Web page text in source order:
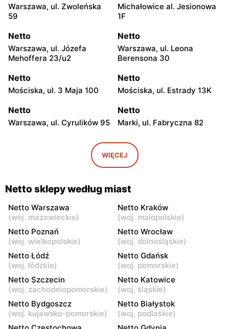
Warszawa, ul. Zwoleńska
59
Michałowice al. Jesionowa
1F
Netto
Warszawa, ul. Józefa
Mehoffera 23/u2
Netto
Warszawa, ul. Leona
Berensona 30
Netto
Mościska, ul. 3 Maja 100
Netto
Mościska, ul. Estrady 13K
Netto
Warszawa, ul. Cyrulików 95
Netto
Marki, ul. Fabryczna 82
Warszawa, ul. Wisełki 6
Netto
Warszawa, ul. Mochtyńska
101
Netto
Warszawa, ul. Wał
Miedzeszyński 69
Netto
Netto
Łomianki, ul. Warszawska
Netto
Piaseczno, ul. Puławska 29
Netto
Piaseczno, ul. Słowackiego
20B
Netto
Legionowo, ul. Zygmunta
Krasińskiego 72
Netto
Nadarzyn, ul. Pruszkowska
Netto
Gołków, ul. Pułku IV Ułanów
WIĘCEJ
Netto sklepy według miast
Netto Warszawa
(woj. mazowieckie)
Netto Kraków
(woj. małopolskie)
Netto Poznań
(woj. wielkopolskie)
Netto Wrocław
(woj. dolnośląskie)
Netto Łódź
(woj. łódzkie)
Netto Gdańsk
(woj. pomorskie)
Netto Szczecin
(woj. zachodniopomorskie)
Netto Katowice
(woj. śląskie)
Netto Bydgoszcz
(woj. kujawsko-pomorskie)
Netto Białystok
(woj. podlaskie)